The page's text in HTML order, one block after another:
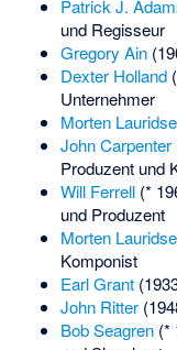
Patrick J.
und Regisseur
Gregory Ain
Dexter Holland
Unternehmer
Morten
John Carpenter
Produzent und
Will Ferrell(*
und Produzent
Morten
Komponist
Earl Grant
John Ritter
Bob Seagren(*